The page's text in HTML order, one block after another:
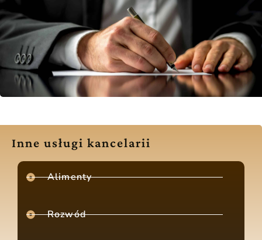
Inne usługi kancelarii
Alimenty
Rozwód